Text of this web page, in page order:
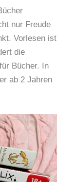
nur Freude
Vorlesen ist
die
Bücher. In
ab 2 Jahren